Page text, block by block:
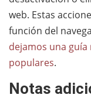
web. Estas
función del
dejamos una
populares.
Notas